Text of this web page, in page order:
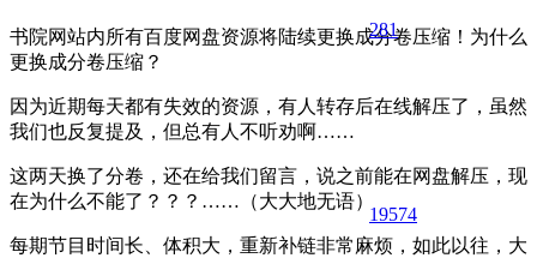
书院网站内所有百度网盘资源将陆续更换成分卷压缩！为什么
更换成分卷压缩？
因为近期每天都有失效的资源，有人转存后在线解压了，虽然
我们也反复提及，但总有人不听劝啊……
这两天换了分卷，还在给我们留言，说之前能在网盘解压，现
在为什么不能了？？？……（大大地无语）
每期节目时间长、体积大，重新补链非常麻烦，如此以往，大
281
19574